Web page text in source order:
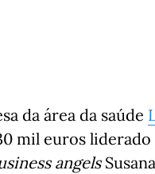
da área da saúde
mil euros liderado
angels